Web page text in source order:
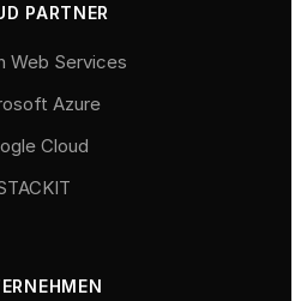
PARTNER
Web Services
Azure
Cloud